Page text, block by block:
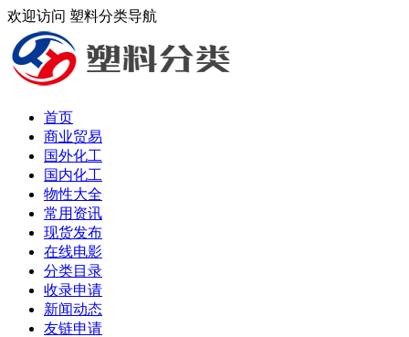
欢迎访问 塑料分类导航
首页
商业贸易
国外化工
国内化工
物性大全
常用资讯
现货发布
在线电影
分类目录
收录申请
新闻动态
友链申请